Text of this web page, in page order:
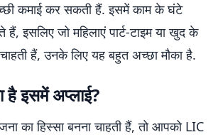
कमाई कर सकती हैं. इसमें काम के घंटे
हैं, इसलिए जो महिलाएं पार्ट-टाइम या खुद के
हैं, उनके लिए यह बहुत अच्छा मौका है.
इसमें अप्लाई?
का हिस्सा बनना चाहती हैं, तो आपको LIC